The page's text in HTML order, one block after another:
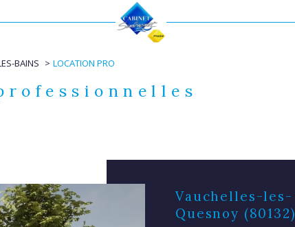
pro
annonces
BAINS LOCATION PRO
Vauchelles-les-
Quesnoy (80132)